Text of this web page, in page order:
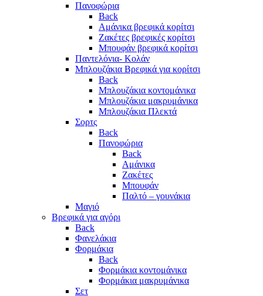
Πανοφώρια
Back
Αμάνικα βρεφικά κορίτσι
Ζακέτες βρεφικές κορίτσι
Μπουφάν βρεφικά κορίτσι
Παντελόνια- Κολάν
Μπλουζάκια Βρεφικά για κορίτσι
Back
Μπλουζάκια κοντομάνικα
Μπλουζάκια μακρυμάνικα
Μπλουζάκια Πλεκτά
Σορτς
Back
Πανοφώρια
Back
Αμάνικα
Ζακέτες
Μπουφάν
Παλτό – γουνάκια
Μαγιό
Βρεφικά για αγόρι
Back
Φανελάκια
Φορμάκια
Back
Φορμάκια κοντομάνικα
Φορμάκια μακρυμάνικα
Σετ